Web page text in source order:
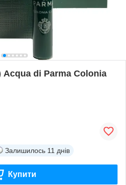
di Parma Colonia
Залишилось 11 днів
Купити